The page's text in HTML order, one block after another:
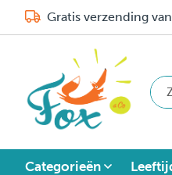
Gratis verzending
Categorieën